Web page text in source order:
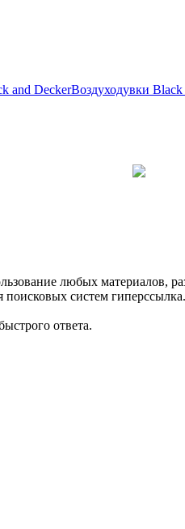
and DeckerВоздуходувки Black
любых материалов,
поисковых систем гиперссылка.
ответа.